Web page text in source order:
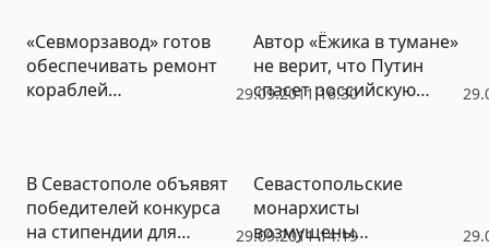
29.09.2011 16:30
«Севморзавод» готов
обеспечивать ремонт
кораблей
Автор «Ёжика в тумане»
не верит, что Путин
спасет российскую
29.09.2011 14:19
В Севастополе объявят
победителей конкурса
на стипендии для
Севастопольские
монархисты
возмущены